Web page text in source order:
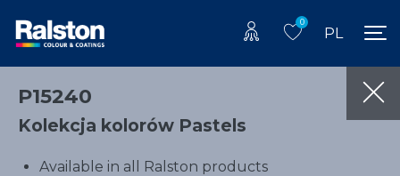
0
PL
P15240
Kolekcja kolorów Pastels
Available in all Ralston products